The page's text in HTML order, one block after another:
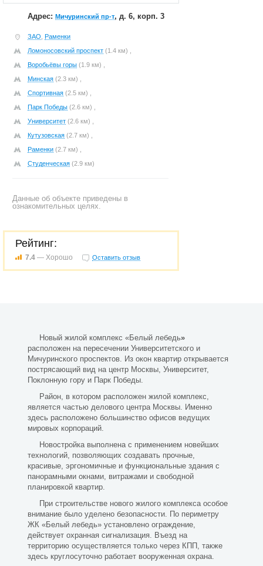
Адрес: Мичуринский пр-т, д. 6, корп. 3
ЗАО Раменки
Ломоносовский проспект (1.4 км) ,
Воробьёвы горы (1.9 км) ,
Минская (2.3 км) ,
Спортивная (2.5 км) ,
Парк Победы (2.6 км) ,
Университет (2.6 км) ,
Кутузовская (2.7 км) ,
Раменки (2.7 км) ,
Студенческая (2.9 км)
Данные об объекте приведены в
ознакомительных целях.
Рейтинг:
7.4 — Хорошо Оставить отзыв
Новый жилой комплекс «Белый лебедь»
расположен на пересечении Университетского и
Мичуринского проспектов. Из окон квартир открывается
пострясающий вид на центр Москвы, Университет,
Поклонную гору и Парк Победы.
Район, в котором расположен жилой комплекс,
является частью делового центра Москвы. Именно
здесь расположено большинство офисов ведущих
мировых корпораций.
Новостройка выполнена с применением новейших
технологий, позволяющих создавать прочные,
красивые, эргономичные и функциональные здания с
панорамными окнами, витражами и свободной
планировкой квартир.
При строительстве нового жилого комплекса особое
внимание было уделено безопасности. По периметру
ЖК «Белый лебедь» установлено ограждение,
действует охранная сигнализация. Въезд на
территорию осуществляется только через КПП, также
здесь круглосуточно работает вооруженная охрана.